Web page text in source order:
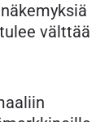
välttää